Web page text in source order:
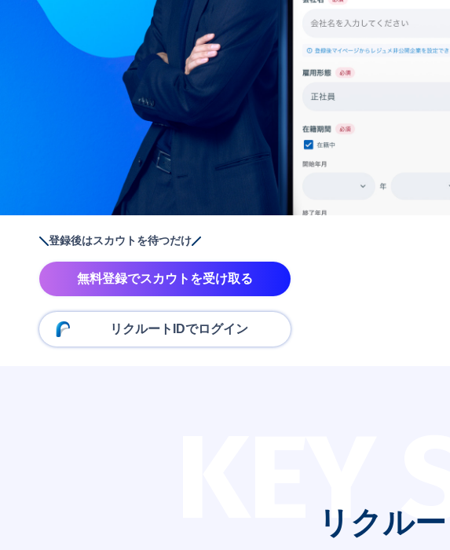
登録後はスカウトを待つだけ
無料登録でスカウトを受け取る
リクルートIDでログイン
KEY
リクル